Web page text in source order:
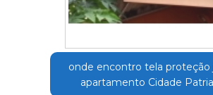
onde encontro tela proteção
apartamento Cidade